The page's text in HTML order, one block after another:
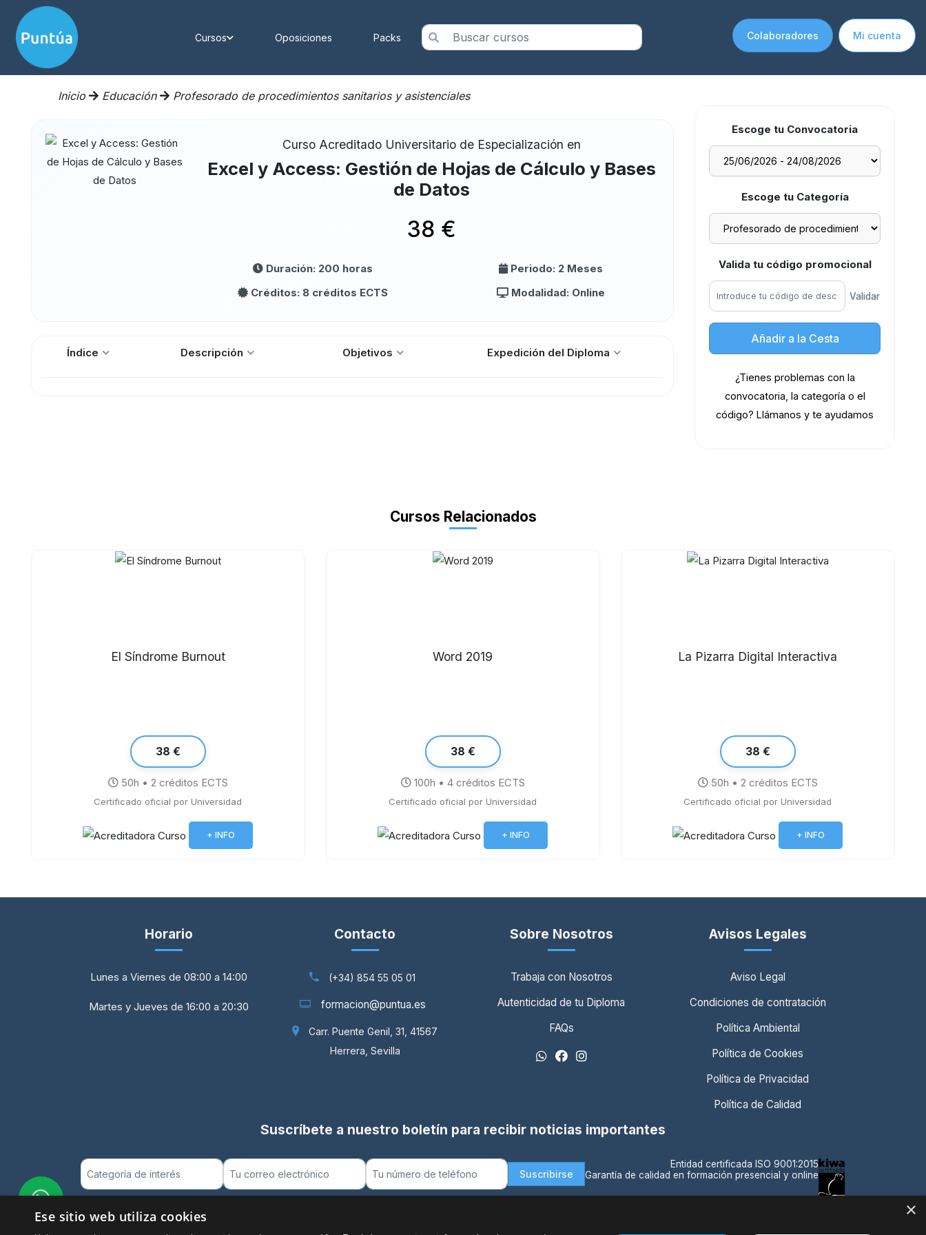
Cursos Oposiciones Packs Colaboradores Mi cuenta
Inicio Educación Profesorado de procedimientos sanitarios y asistenciales
Curso Acreditado Universitario de Especialización en
Excel y Access: Gestión de Hojas de Cálculo y Bases
de Datos
38 €
Duración: 200 horas
Periodo: 2 Meses
Créditos: 8 créditos ECTS
Modalidad: Online
Índice Descripción Objetivos Expedición del Diploma
Escoge tu Convocatoria
Escoge tu Categoría
Valida tu código promocional
Validar
Añadir a la Cesta
¿Tienes problemas con la
convocatoria, la categoría o el
código? Llámanos y te ayudamos
Cursos Relacionados
El Síndrome Burnout
38 €
50h • 2 créditos ECTS
Certificado oficial por Universidad
+ INFO
Word 2019
38 €
100h • 4 créditos ECTS
Certificado oficial por Universidad
+ INFO
La Pizarra Digital Interactiva
38 €
50h • 2 créditos ECTS
Certificado oficial por Universidad
+ INFO
Horario
Lunes a Viernes de 08:00 a 14:00
Martes y Jueves de 16:00 a 20:30
Contacto
(+34) 854 55 05 01
formacion@puntua.es
Carr. Puente Genil, 31, 41567
Herrera, Sevilla
Sobre Nosotros
Trabaja con Nosotros
Autenticidad de tu Diploma
FAQs
Avisos Legales
Aviso Legal
Condiciones de contratación
Política Ambiental
Política de Cookies
Política de Privacidad
Política de Calidad
Suscríbete a nuestro boletín para recibir noticias importantes
Suscribirse
Entidad certificada ISO 9001:2015
Garantía de calidad en formación presencial y online
×
Ese sitio web utiliza cookies